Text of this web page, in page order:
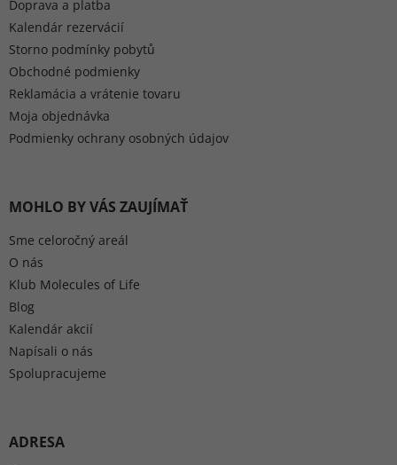
Doprava a platba
Kalendár rezervácií
Storno podmínky pobytů
Obchodné podmienky
Reklamácia a vrátenie tovaru
Moja objednávka
Podmienky ochrany osobných údajov
MOHLO BY VÁS ZAUJÍMAŤ
Sme celoročný areál
O nás
Klub Molecules of Life
Blog
Kalendár akcií
Napísali o nás
Spolupracujeme
ADRESA